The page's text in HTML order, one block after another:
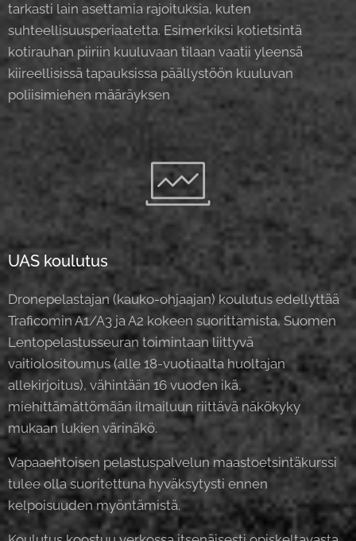
tarkasti lain asettamia rajoituksia, kuten
suhteellisuusperiaatetta. Esimerkiksi kotietsintä
kotirauhan piiriin kuuluvaan tilaan vaatii yleensä
kiireellisissä tapauksissa päällystöön kuuluvan
poliisimiehen määräyksen
UAS koulutus
Dronepelastajan (kauko-ohjaajan) koulutus edellyttää
Traficomin A1/A3 ja A2 kokeen suorittamista, Suomen
Lentopelastusseuran toimintaan liittyvä
vaitiolositoumus (alle 18-vuotiaalta huoltajan
allekirjoitus), vähintään 16 vuoden ikä,
miehittämättömään ilmailuun riittävä näkökyky
mukaan lukien värinäkö.
Vapaaehtoisen pelastuspalvelun maastoetsintäkurssi
tulee olla suoritettuna hyväksytysti ennen
kelpoisuuden myöntämistä.